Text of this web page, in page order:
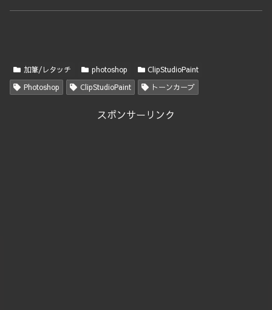
加筆/レタッチ photoshop
ClipStudioPaint
Photoshop
ClipStudioPaint トーンカーブ
スポンサーリンク